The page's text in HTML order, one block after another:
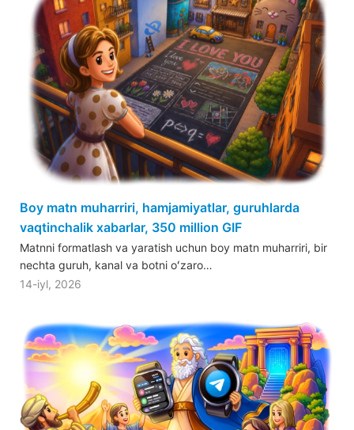
Boy matn muharriri, hamjamiyatlar, guruhlarda
vaqtinchalik xabarlar, 350 million GIF
Matnni formatlash va yaratish uchun boy matn muharriri, bir
nechta guruh, kanal va botni oʻzaro…
14-iyl, 2026